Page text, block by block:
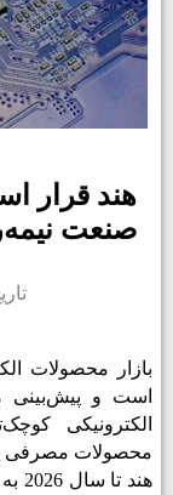
هند قرار
صنعت
بازار محصولات
است و پیش‌­بینی
الکترونیکی
محصولات مصرفی